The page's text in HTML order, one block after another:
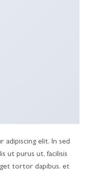
elit. In sed
ut purus ut, facilisis
tortor dapibus, et